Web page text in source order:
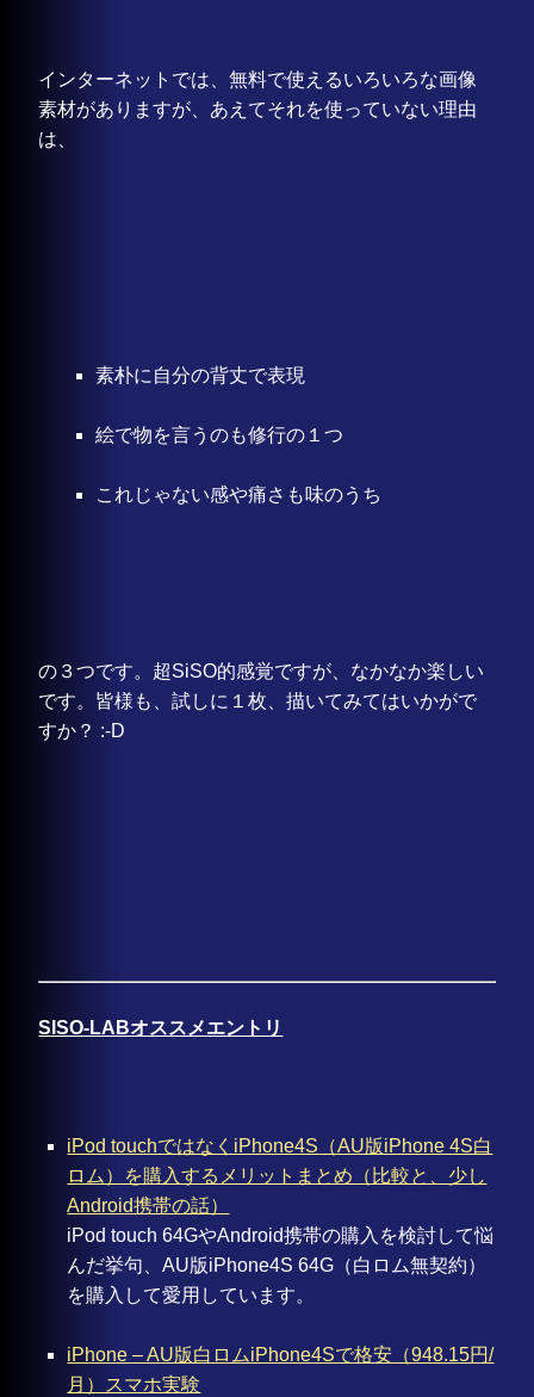
インターネットでは、無料で使えるいろいろな画像
素材がありますが、あえてそれを使っていない理由
は、
素朴に自分の背丈で表現
絵で物を言うのも修行の１つ
これじゃない感や痛さも味のうち
の３つです。超SiSO的感覚ですが、なかなか楽しい
です。皆様も、試しに１枚、描いてみてはいかがで
すか？ :-D
SISO-LABオススメエントリ
iPod touchではなくiPhone4S（AU版iPhone 4S白
ロム）を購入するメリットまとめ（比較と、少し
Android携帯の話）
iPod touch 64GやAndroid携帯の購入を検討して悩
んだ挙句、AU版iPhone4S 64G（白ロム無契約）
を購入して愛用しています。
iPhone – AU版白ロムiPhone4Sで格安（948.15円/
月）スマホ実験